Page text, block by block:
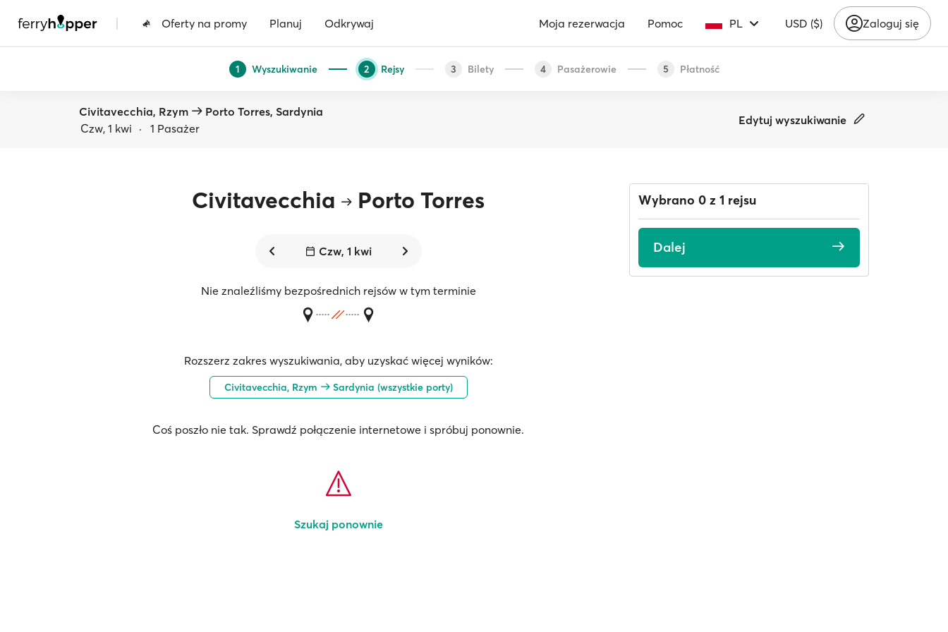
| Oferty na promy Planuj Odkrywaj Moja rezerwacja Pomoc PL USD ($) Zaloguj się
1 Wyszukiwanie 2 Rejsy 3 Bilety 4 Pasażerowie 5 Płatność
Civitavecchia, Rzym
Porto Torres, Sardynia
Czw, 1 kwi · 1 Pasażer
Edytuj wyszukiwanie
Civitavecchia Porto Torres
Czw, 1 kwi
Nie znaleźliśmy bezpośrednich rejsów w tym terminie
Rozszerz zakres wyszukiwania, aby uzyskać więcej wyników:
Civitavecchia, Rzym Sardynia (wszystkie porty)
Coś poszło nie tak. Sprawdź połączenie internetowe i spróbuj ponownie.
Szukaj ponownie
Wybrano 0 z 1 rejsu
Dalej